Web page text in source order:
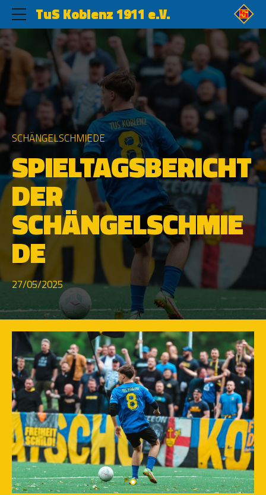
TuS Koblenz 1911 e.V.
SCHÄNGELSCHMIEDE
SPIELTAGSBERICHT
DER
SCHÄNGELSCHMIE
DE
27/05/2025